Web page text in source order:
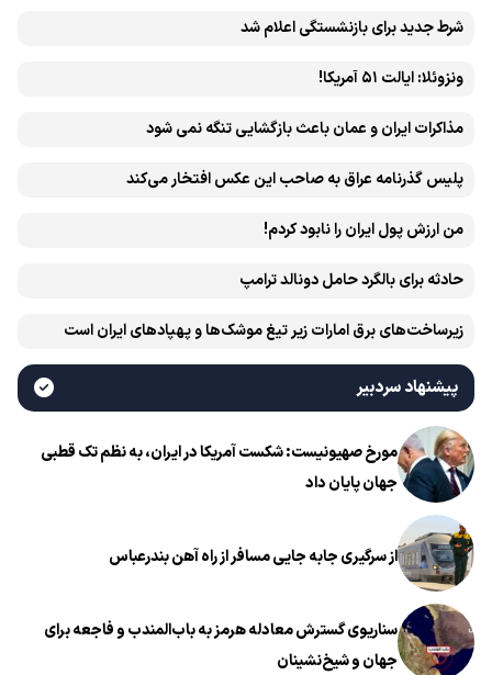
شرط جدید برای بازنشستگی اعلام شد
ونزوئلا: ایالت ۵۱ آمریکا!
مذاکرات ایران و عمان باعث بازگشایی تنگه نمی شود
پلیس گذرنامه عراق به صاحب این عکس افتخار می‌کند
من ارزش پول ایران را نابود کردم!
حادثه برای بالگرد حامل دونالد ترامپ
زیرساخت‌های برق امارات زیر تیغ موشک‌ها و پهپادهای ایران است
پیشنهاد سردبیر
مورخ صهیونیست: شکست آمریکا در ایران، به نظم تک قطبی
جهان پایان داد
از سرگیری جابه جایی مسافر از راه آهن بندرعباس
سناریوی گسترش معادله هرمز به باب‌المندب و فاجعه برای
جهان و شیخ‌نشینان